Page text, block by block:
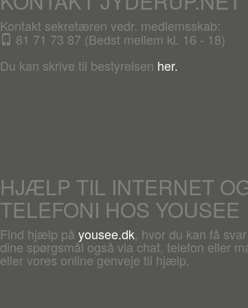
Kontakt sekretæren vedr. medlemsskab:
81 71 73 87 (Bedst mellem kl. 16 - 18)
Du kan skrive til bestyrelsen her.
HJÆLP TIL INTERNET
TELEFONI HOS YOUSEE
Find hjælp på yousee.dk, hvor du kan få
dine spørgsmål også via chat, telefon eller
eller vores online genveje til hjælp.